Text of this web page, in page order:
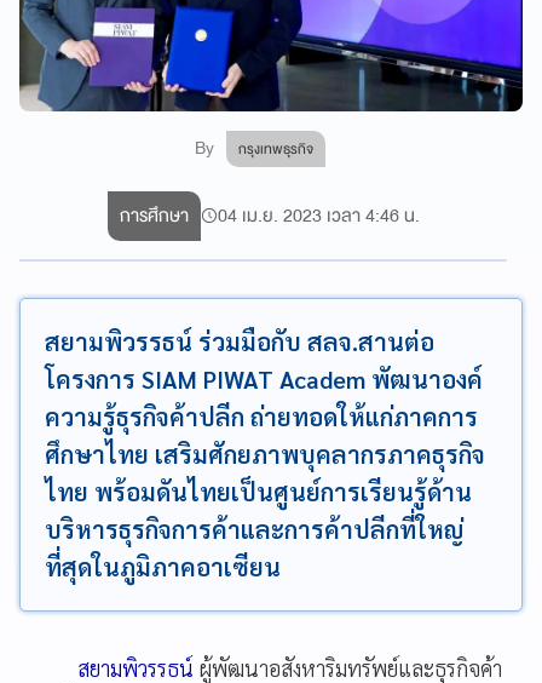
By กรุงเทพธุรกิจ
การศึกษา 04 เม.ย. 2023 เวลา 4:46 น.
สยามพิวรรธน์ ร่วมมือกับ สลจ.สานต่อ
โครงการ SIAM PIWAT Academ พัฒนาองค์
ความรู้ธุรกิจค้าปลีก ถ่ายทอดให้แก่ภาคการ
ศึกษาไทย เสริมศักยภาพบุคลากรภาคธุรกิจ
ไทย พร้อมดันไทยเป็นศูนย์การเรียนรู้ด้าน
บริหารธุรกิจการค้าและการค้าปลีกที่ใหญ่
ที่สุดในภูมิภาคอาเซียน
สยามพิวรรธน์ ผู้พัฒนาอสังหาริมทรัพย์และธุรกิจค้า